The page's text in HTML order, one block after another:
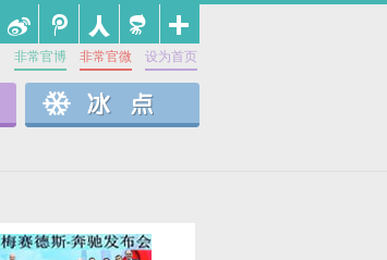
非常官博 非常官微 设为首页